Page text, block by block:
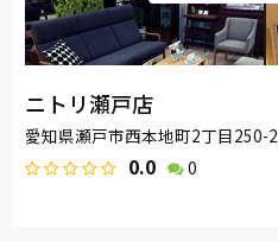
ニトリ瀬戸店
愛知県瀬戸市西本地町2丁目250-2
0.0 0